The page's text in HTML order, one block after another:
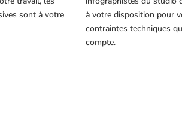
sont à votre
à votre disposition pour
contraintes techniques
compte.